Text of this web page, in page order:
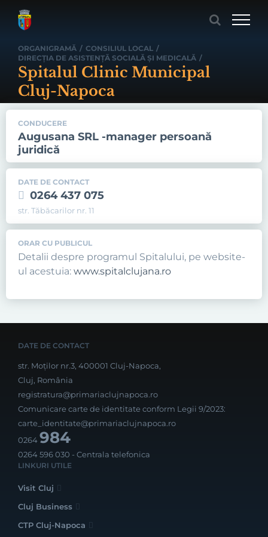
ORGANIGRAMĂ / CONSILIUL LOCAL /
DIRECŢIA DE ASISTENŢĂ SOCIALĂ ŞI MEDICALĂ /
Spitalul Clinic Municipal
Cluj-Napoca
CONDUCERE
Augusana SRL -manager persoană
juridică
DATE DE CONTACT
0264 437 075
str. Tăbăcarilor nr. 11
ORAR CU PUBLICUL
Detalii despre programul Spitalului, pe website-
ul acestuia: www.spitalclujana.ro
DATE DE CONTACT
str. Moților nr.3, 400001 Cluj-Napoca,
Cluj, România
registratura@primariaclujnapoca.ro
Comunicare carte de identitate conform Legii 9/2023:
carte_identitate@primariaclujnapoca.ro
0264984
0264 596 030 - Centrala telefonica
LINKURI UTILE
Visit Cluj
Cluj Business
CTP Cluj-Napoca